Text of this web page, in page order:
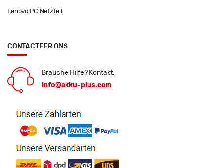
Lenovo PC Netzteil
CONTACTEER ONS
Brauche Hilfe? Kontakt:
info@akku-plus.com